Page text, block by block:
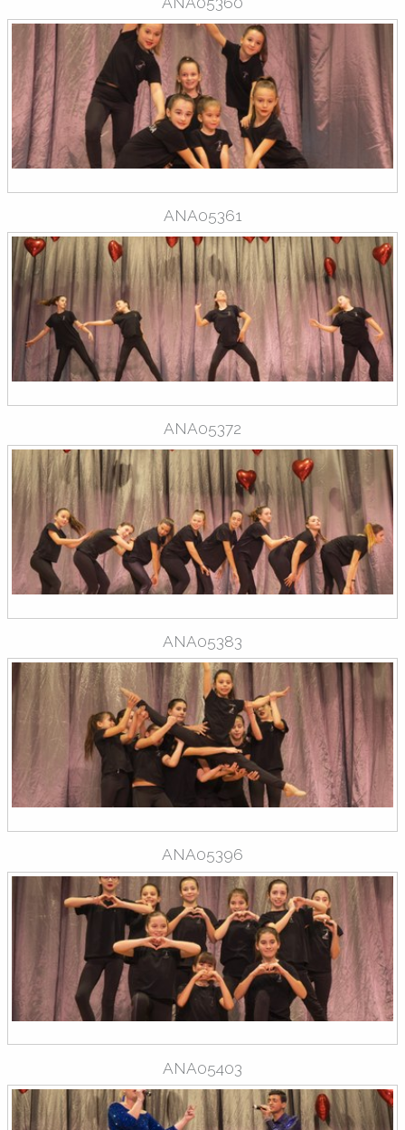
ANA05361
ANA05372
ANA05383
ANA05396
ANA05403